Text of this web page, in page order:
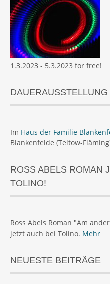
1.3.2023 - 5.3.2023 for free!
DAUERAUSSTELLUNG
Im Haus der Familie
Blankenfelde (Teltow-
ROSS ABELS ROMAN
TOLINO!
Ross Abels Roman "Am
jetzt auch bei Tolino. Mehr
NEUESTE BEITRÄGE